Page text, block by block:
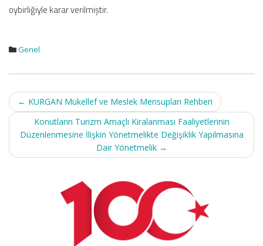
oybirliğiyle karar verilmiştir.
Genel
Post
navigation
← KURGAN Mükellef ve Meslek Mensupları Rehberi
Konutların Turizm Amaçlı Kiralanması Faaliyetlerinin
Düzenlenmesine İlişkin Yönetmelikte Değişiklik Yapılmasına
Dair Yönetmelik →